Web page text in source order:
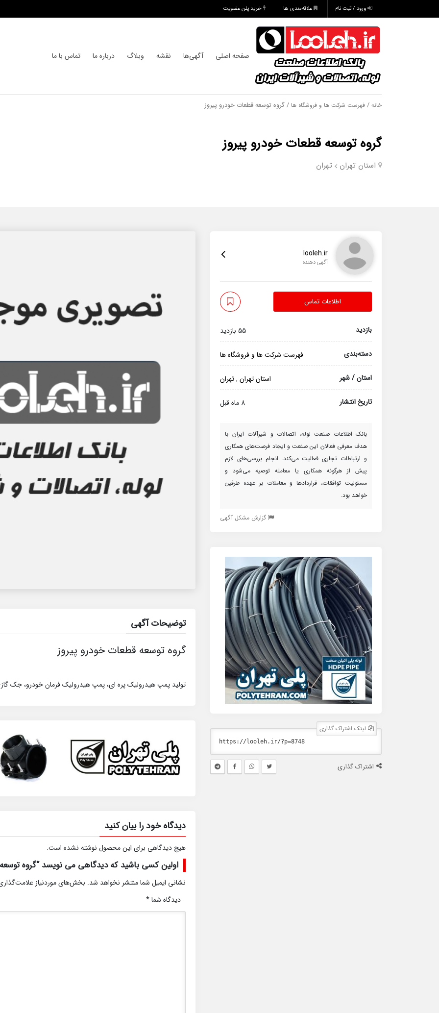
ورود / ثبت نام علاقه‌مندی ها خرید پلن عضویت
صفحه اصلی آگهی‌ها نقشه وبلاگ درباره ما تماس با ما
خانه / فهرست شرکت ها و فروشگاه ها / گروه توسعه قطعات خودرو پیروز
گروه توسعه قطعات خودرو پیروز
استان تهران تهران
looleh.ir
آگهی دهنده
اطلاعات تماس
بازدید 55 بازدید
دسته‌بندی فهرست شرکت ها و فروشگاه ها
استان / شهر استان تهران ,تهران
تاریخ انتشار 8 ماه قبل
بانک اطلاعات صنعت لوله، اتصالات و شیرآلات ایران با
هدف معرفی فعالان این صنعت و ایجاد فرصت‌های همکاری
و ارتباطات تجاری فعالیت می‌کند. انجام بررسی‌های لازم
پیش از هرگونه همکاری یا معامله توصیه می‌شود و
مسئولیت توافقات، قراردادها و معاملات بر عهده طرفین
خواهد بود.
گزارش مشکل آگهی
لینک اشتراک گذاری
اشتراک گذاری
توضیحات آگهی
گروه توسعه قطعات خودرو پیروز
تولید پمپ هیدرولیک پره ای، پمپ هیدرولیک فرمان خودرو، جک
دیدگاه خود را بیان کنید
هیچ دیدگاهی برای این محصول نوشته نشده است.
اولین کسی باشید که دیدگاهی می نویسد “گروه
نشانی ایمیل شما منتشر نخواهد شد. بخش‌های موردنیاز
دیدگاه شما*